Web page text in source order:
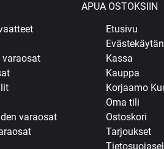
varaosat
APUA OSTOKSIIN
Etusivu
Kassa
Kauppa
Korjaamo
Oma tili
Ostoskori
Tarjoukset